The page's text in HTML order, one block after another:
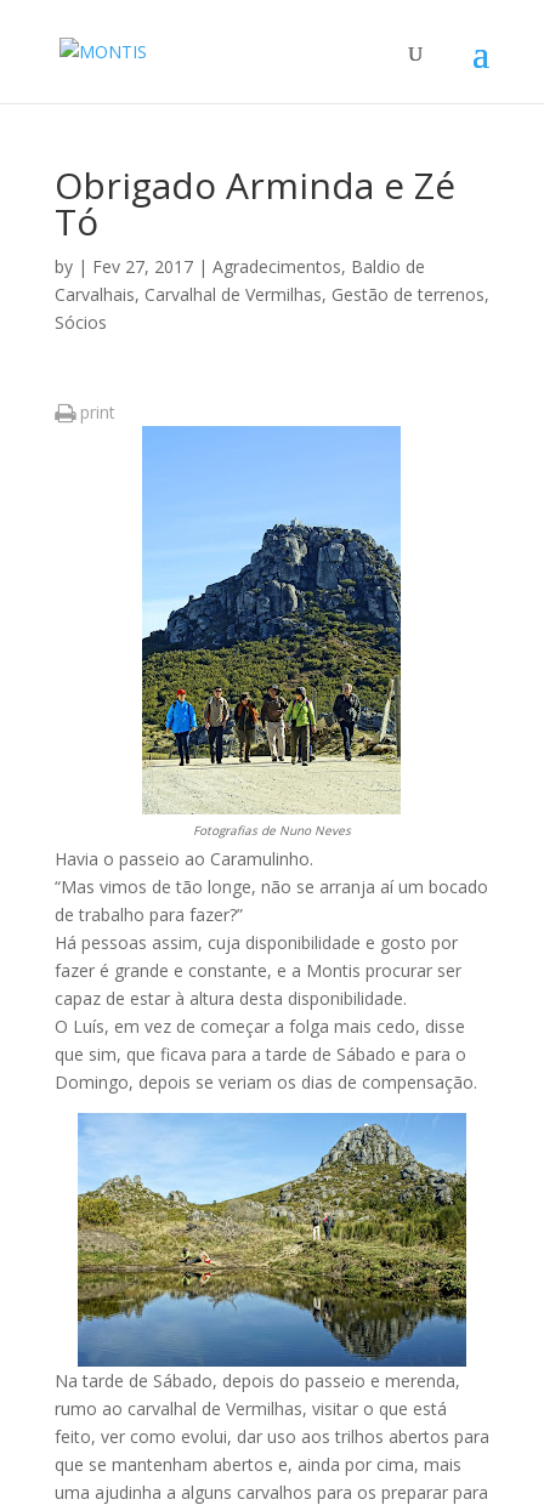
Obrigado Arminda e Zé
Tó
by | Fev 27, 2017| Agradecimentos, Baldio de
Carvalhais, Carvalhal de Vermilhas, Gestão de terrenos,
Sócios
print
Fotografias de Nuno Neves
Havia o passeio ao Caramulinho.
“Mas vimos de tão longe, não se arranja aí um bocado
de trabalho para fazer?”
Há pessoas assim, cuja disponibilidade e gosto por
fazer é grande e constante, e a Montis procurar ser
capaz de estar à altura desta disponibilidade.
O Luís, em vez de começar a folga mais cedo, disse
que sim, que ficava para a tarde de Sábado e para o
Domingo, depois se veriam os dias de compensação.
Na tarde de Sábado, depois do passeio e merenda,
rumo ao carvalhal de Vermilhas, visitar o que está
feito, ver como evolui, dar uso aos trilhos abertos para
que se mantenham abertos e, ainda por cima, mais
uma ajudinha a alguns carvalhos para os preparar para